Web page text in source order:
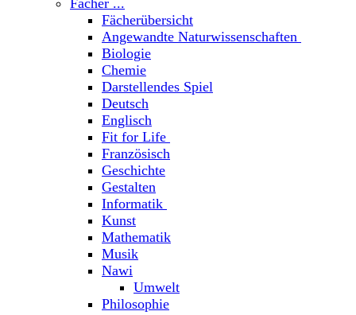
Fächerübersicht
Angewandte Naturwissenschaften
Biologie
Chemie
Darstellendes Spiel
Deutsch
Englisch
Fit for Life
Französisch
Geschichte
Gestalten
Informatik
Kunst
Mathematik
Musik
Nawi
Umwelt
Philosophie